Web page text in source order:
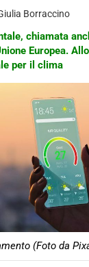
Borraccino
chiamata
Europea.
per il clima
(Foto da